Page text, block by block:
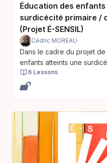
Éducation des
surdicécité primaire /
(Projet É-SENSIL)
Cédric MOREAU
Dans le cadre du projet
enfants atteints une
en France ", cet espace est
développement d'une
pratiques, besoins et
diffusion de supports issus de
de ce site est totalement
accéder à cet espace
(bouton "Connexion" en
6 Lessons